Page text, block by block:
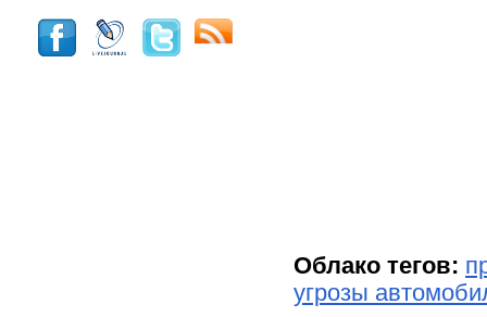
Облако тегов:
угрозы